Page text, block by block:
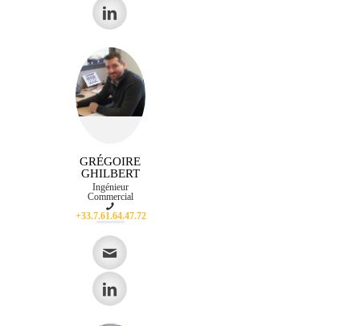
GRÉGOIRE
GHILBERT
Ingénieur
Commercial
+33.7.61.64.47.72